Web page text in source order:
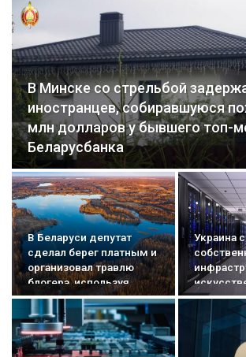
В Минске со стрельбой
иностранцев, собиравшуюся
млн долларов у бывшего топ-
Беларусбанка
В Беларуси депутат
сделал берег платным и
организовал травлю
блогера, используя
государственное СМИ
Украина